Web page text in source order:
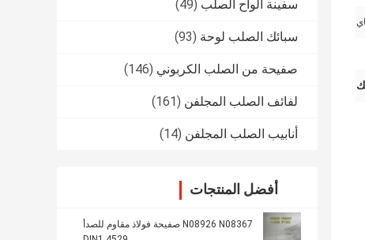
سفينة ألواح الصلب (49)
سبائك الصلب لوحة (93)
صفيحة من الصلب الكربوني (146)
لفائف الصلب المجلفن (161)
أنابيب الصلب المجلفن (14)
أفضل المنتجات
N08926 N08367 صفيحة فولاذ مقاوم للصدأ